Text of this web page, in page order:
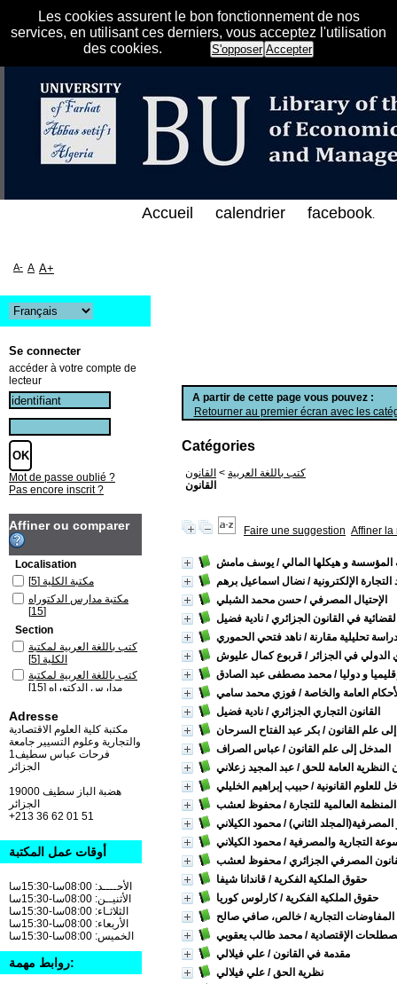
Les cookies assurent le bon fonctionnement de nos
services, en utilisant ces derniers, vous acceptez l'utilisation
des cookies.
S'opposer Accepter
الإلكتروني على الخط المباشر لمكتبة كلية
A partir de cette page vous pouvez :
Retourner au premier écran avec les
Catégories
كتب باللغة العربية > القانون
القانون
Faire une suggestion Affiner la
المؤسسة و هيكلها المالي/ يوسف مامش
الإلكترونية / نضال اسماعيل برهم
الإحتيال المصرفي/ حسن محمد الشبلي
في القانون الجزائري/ نادية فضيل
تحليلية مقارنة / ناهد فتحي الحموري
الدولي في الجزائر / قربوع كمال عليوش
و دوليا / محمد مصطفى عبد الصادق
العامة والخاصة / فوزي محمد سامي
القانون التجاري الجزائري/ نادية فضيل
علم القانون/ بكر عبد الفتاح السرحان
المدخل إلى علم القانون/ عباس الصراف
النظرية العامة للحق/ عبد المجيد زعلاني
للعلوم القانونية / حبيب إبراهيم الخليلي
المنظمة العالمية للتجارة/ محفوظ لعشب
الثاني)/ محمود الكيلاني
التجارية والمصرفية / محمود الكيلاني
المصرفي الجزائري/ محفوظ لعشب
حقوق الملكية الفكرية / قاندانا شيفا
حقوق الملكية الفكرية / كارلوس كوريا
المفاوضات التجارية / خالص، صافي صالح
الإقتصادية / محمد طالب يعقوبي
مقدمة في القانون/ علي فيلالي
نظرية الحق/ علي فيلالي
Accueil calendrier facebook.
A- A A+
Se connecter
accéder à votre compte de
lecteur
Mot de passe oublié ?
Pas encore inscrit ?
Affiner ou comparer
Localisation
مكتبة الكلية [5]
مكتبة مدارس الدكتوراه
[15]
Section
كتب باللغة العربية لمكتبة
الكلية [5]
كتب باللغة العربية لمكتبة
مدارس الدكتوراه [15]
Adresse
مكتبة كلية العلوم الاقتصادية
والتجارية وعلوم التسيير جامعة
فرحات عباس سطيف1
الجزائر
19000 هضبة الباز سطيف
+213 36 62 01 51
أوقات عمل المكتبة
الأحــــد: 08:00سا-15:30سا
الأثنيــن: 08:00سا-15:30سا
الثلاثـاء: 08:00سا-15:30سا
الأربعاء: 08:00سا-15:30سا
الخميس: 08:00سا-15:30سا
روابط مهمة: